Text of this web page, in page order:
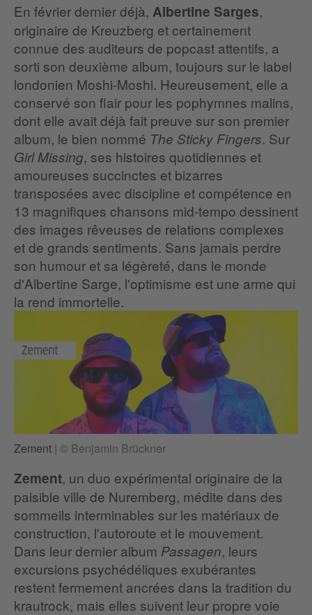
En février dernier déjà, Albertine Sarges,
originaire de Kreuzberg et certainement
connue des auditeurs de popcast attentifs, a
sorti son deuxième album, toujours sur le label
londonien Moshi-Moshi. Heureusement, elle a
conservé son flair pour les pophymnes malins,
dont elle avait déjà fait preuve sur son premier
album, le bien nommé The Sticky Fingers. Sur
Girl Missing, ses histoires quotidiennes et
amoureuses succinctes et bizarres
transposées avec discipline et compétence en
13 magnifiques chansons mid-tempo dessinent
des images rêveuses de relations complexes
et de grands sentiments. Sans jamais perdre
son humour et sa légèreté, dans le monde
d'Albertine Sarge, l'optimisme est une arme qui
la rend immortelle.
Zement | © Benjamin Brückner
Zement, un duo expérimental originaire de la
paisible ville de Nuremberg, médite dans des
sommeils interminables sur les matériaux de
construction, l'autoroute et le mouvement.
Dans leur dernier album Passagen, leurs
excursions psychédéliques exubérantes
restent fermement ancrées dans la tradition du
krautrock, mais elles suivent leur propre voie